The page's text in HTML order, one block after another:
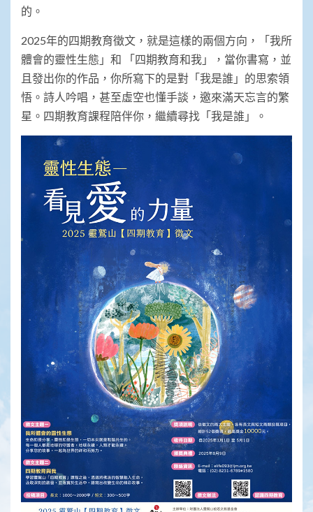
的。
2025年的四期教育徵文，就是這樣的兩個方向，「我所
體會的靈性生態」和 「四期教育和我」，當你書寫，並
且發出你的作品，你所寫下的是對「我是誰」的思索領
悟。詩人吟唱，甚至虛空也懂手談，邀來滿天忘言的繁
星。四期教育課程陪伴你，繼續尋找「我是誰」。